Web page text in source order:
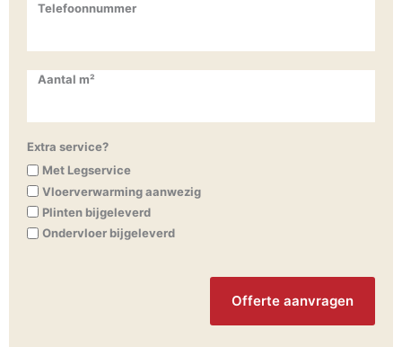
Telefoonnummer
Aantal m²
Extra service?
Met Legservice
Vloerverwarming aanwezig
Plinten bijgeleverd
Ondervloer bijgeleverd